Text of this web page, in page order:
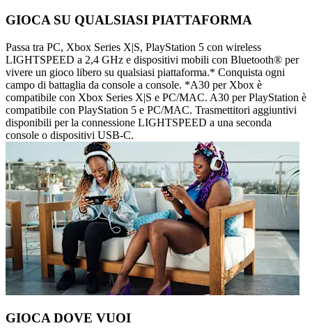
GIOCA SU QUALSIASI PIATTAFORMA
Passa tra PC, Xbox Series X|S, PlayStation 5 con wireless
LIGHTSPEED a 2,4 GHz e dispositivi mobili con Bluetooth® per
vivere un gioco libero su qualsiasi piattaforma.* Conquista ogni
campo di battaglia da console a console. *A30 per Xbox è
compatibile con Xbox Series X|S e PC/MAC. A30 per PlayStation è
compatibile con PlayStation 5 e PC/MAC. Trasmettitori aggiuntivi
disponibili per la connessione LIGHTSPEED a una seconda
console o dispositivi USB-C.
GIOCA DOVE VUOI